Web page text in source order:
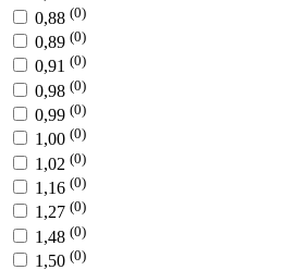
0,88 (0)
0,89 (0)
0,91 (0)
0,98 (0)
0,99 (0)
1,00 (0)
1,02 (0)
1,16 (0)
1,27 (0)
1,48 (0)
1,50 (0)